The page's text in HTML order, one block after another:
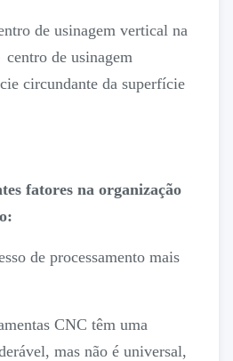
de usinagem vertical na
de usinagem
circundante da superfície
fatores na organização
de processamento mais
CNC têm uma
mas não é universal,